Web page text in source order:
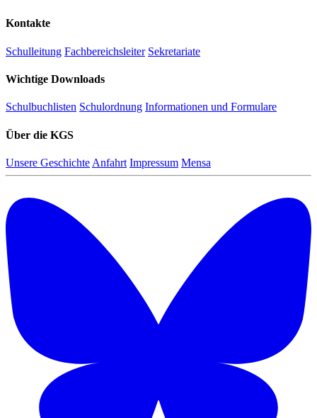
Kontakte
Schulleitung Fachbereichsleiter Sekretariate
Wichtige Downloads
Schulbuchlisten Schulordnung Informationen und Formulare
Über die KGS
Unsere Geschichte Anfahrt Impressum Mensa